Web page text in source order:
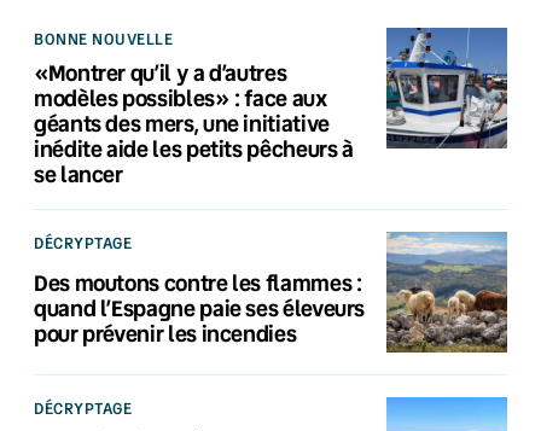
BONNE NOUVELLE
«Montrer qu’il y a d’autres
modèles possibles» : face aux
géants des mers, une initiative
inédite aide les petits pêcheurs à
se lancer
DÉCRYPTAGE
Des moutons contre les flammes :
quand l’Espagne paie ses éleveurs
pour prévenir les incendies
DÉCRYPTAGE